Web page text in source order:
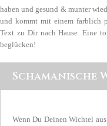
haben und gesund & munter
und kommt mit einem farblich
Text zu Dir nach Hause. Eine
beglücken!
Schamanische
Wenn Du Deinen Wichtel